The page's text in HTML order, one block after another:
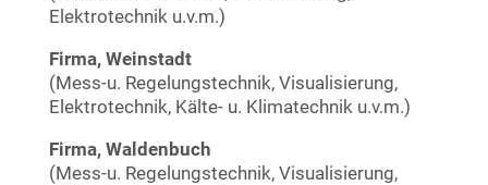
Elektrotechnik u.v.m.)
Firma, Weinstadt
(Mess-u. Regelungstechnik, Visualisierung,
Elektrotechnik, Kälte- u. Klimatechnik u.v.m.)
Firma, Waldenbuch
(Mess-u. Regelungstechnik, Visualisierung,